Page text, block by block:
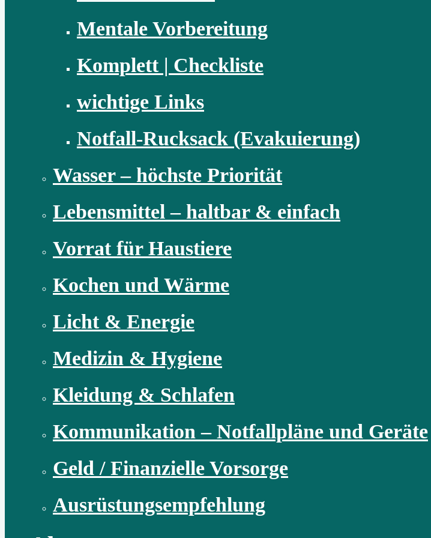
Mentale Vorbereitung
Komplett | Checkliste
wichtige Links
Notfall-Rucksack (Evakuierung)
Wasser – höchste Priorität
Lebensmittel – haltbar & einfach
Vorrat für Haustiere
Kochen und Wärme
Licht & Energie
Medizin & Hygiene
Kleidung & Schlafen
Kommunikation – Notfallpläne und Geräte
Geld / Finanzielle Vorsorge
Ausrüstungsempfehlung